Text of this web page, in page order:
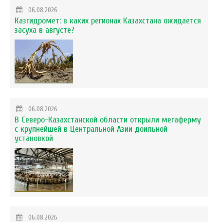
06.08.2026
Казгидромет: в каких регионах Казахстана ожидается
засуха в августе?
06.08.2026
В Северо-Казахстанской области открыли мегаферму
с крупнейшей в Центральной Азии доильной
установкой
06.08.2026